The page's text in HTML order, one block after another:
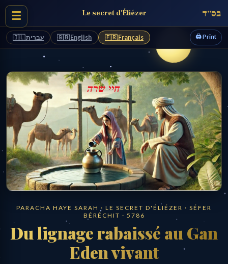
Le secret d'Éliézer בס״ד
🇮🇱 עברית 🇬🇧 English 🇫🇷 Français 🖨️ Print
PARACHA HAYE SARAH · LE SECRET D'ÉLIÉZER · SÉFER
BÉRÉCHIT · 5786
Du lignage rabaissé au Gan
Eden vivant
☰